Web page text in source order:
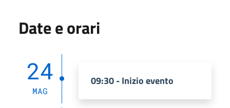
Date e orari
24
MAG
09:30 - Inizio evento